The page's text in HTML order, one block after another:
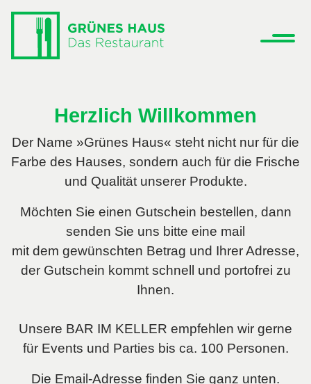
Herzlich Willkommen
Der Name »Grünes Haus« steht nicht nur für die
Farbe des Hauses, sondern auch für die Frische
und Qualität unserer Produkte.
Möchten Sie einen Gutschein bestellen, dann
senden Sie uns bitte eine mail
mit dem gewünschten Betrag und Ihrer Adresse,
der Gutschein kommt schnell und portofrei zu
Ihnen.
Unsere BAR IM KELLER empfehlen wir gerne
für Events und Parties bis ca. 100 Personen.
Die Email-Adresse finden Sie ganz unten.